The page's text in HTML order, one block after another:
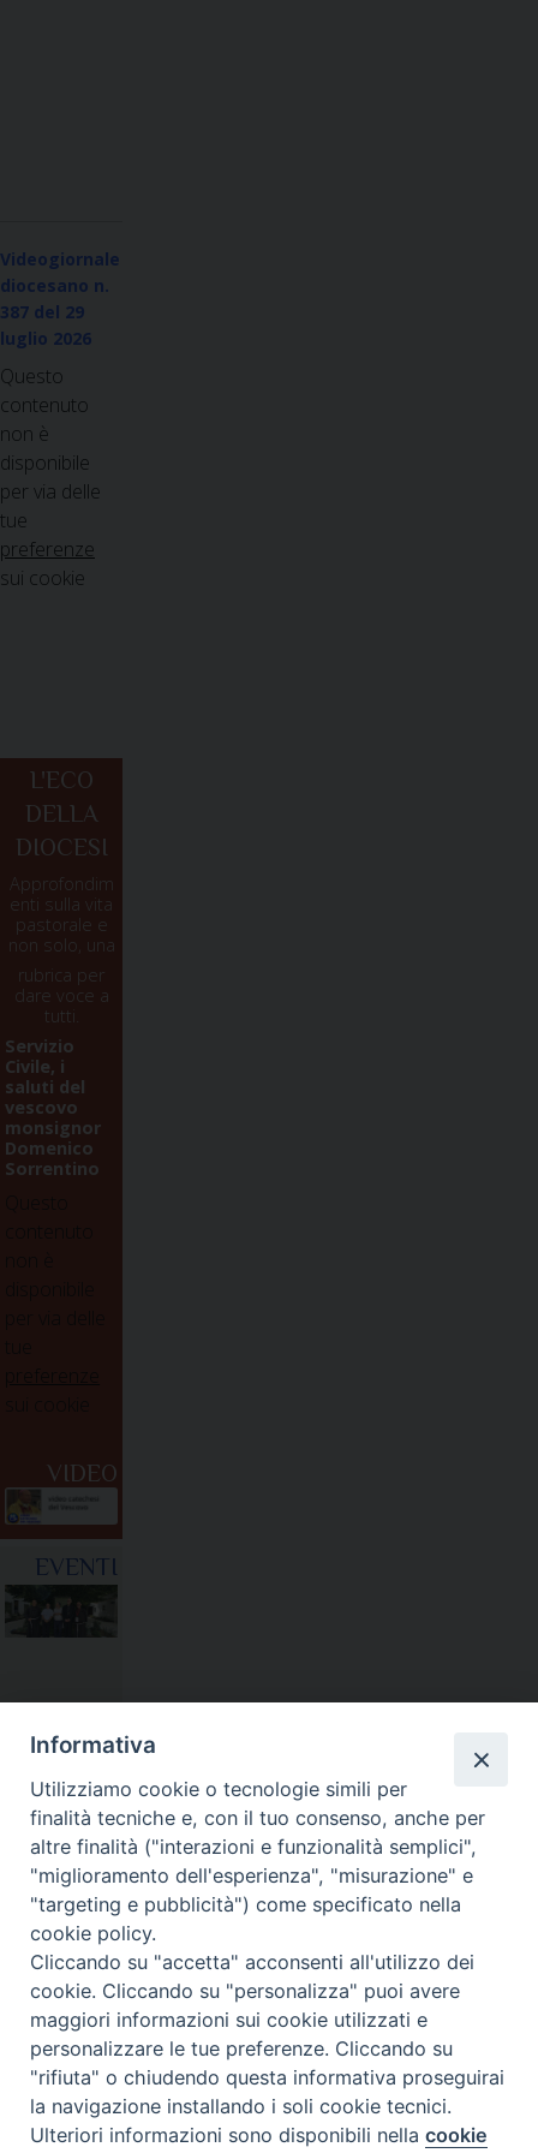
Videogiornale
diocesano n.
387 del 29
luglio 2026
Questo
contenuto
non è
disponibile
per via delle
tue
preferenze
sui cookie
L'ECO
DELLA
DIOCESI
Approfondim
enti sulla vita
pastorale e
non solo, una
rubrica per
dare voce a
tutti.
Servizio
Civile, i
saluti del
vescovo
monsignor
Domenico
Sorrentino
VIDEO
EVENTI
AD ASSISI
GLOBAL
HOUSE OF
FRIENDSHIP
AND HOPE
ASSISI,
L’APPELLO
“TRASFORM
ARE
Preferenze Cookie
Informativa
Utilizziamo cookie o tecnologie simili per
finalità tecniche e, con il tuo consenso, anche per
altre finalità ("interazioni e funzionalità semplici",
"miglioramento dell'esperienza", "misurazione" e
"targeting e pubblicità") come specificato nella
cookie policy.
Cliccando su "accetta" acconsenti all'utilizzo dei
cookie. Cliccando su "personalizza" puoi avere
maggiori informazioni sui cookie utilizzati e
personalizzare le tue preferenze. Cliccando su
"rifiuta" o chiudendo questa informativa proseguirai
la navigazione installando i soli cookie tecnici.
Ulteriori informazioni sono disponibili nellacookie